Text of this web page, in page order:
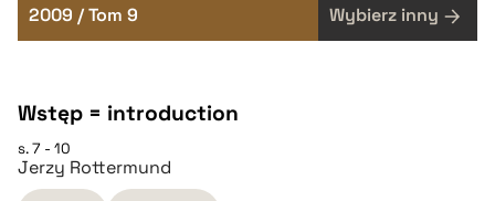
2009 / Tom 9 Wybierz inny
Wstęp = introduction
s. 7 - 10
Jerzy Rottermund